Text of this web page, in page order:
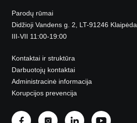
Parodų rūmai
Didžioji Vandens g. 2, LT-91246 Klaipėda
III-VII 11:00-19:00
Kontaktai ir struktūra
Darbuotojų kontaktai
Administracinė informacija
Korupcijos prevencija